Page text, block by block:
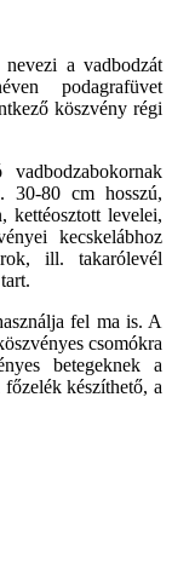
a vadbodzát
podagrafüvet
köszvény régi
30-80 cm hosszú,
kettéosztott levelei,
kecskelábhoz
ill. takarólevél
fel ma is. A
csomókra
betegeknek a
készíthető, a